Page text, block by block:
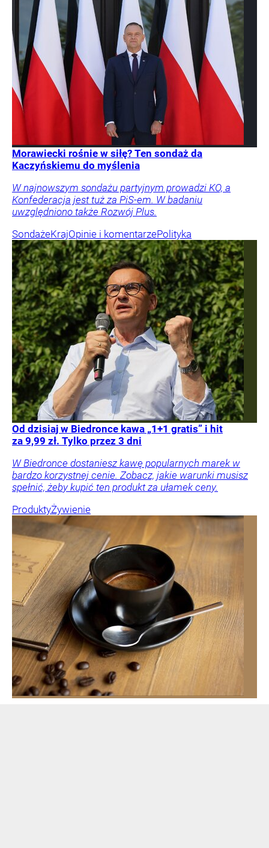
Morawiecki rośnie w siłę? Ten sondaż da
Kaczyńskiemu do myślenia
W najnowszym sondażu partyjnym prowadzi KO, a
Konfederacja jest tuż za PiS-em. W badaniu
uwzględniono także Rozwój Plus.
SondażeKrajOpinie i komentarzePolityka
Od dzisiaj w Biedronce kawa „1+1 gratis” i hit
za 9,99 zł. Tylko przez 3 dni
W Biedronce dostaniesz kawę popularnych marek w
bardzo korzystnej cenie. Zobacz, jakie warunki musisz
spełnić, żeby kupić ten produkt za ułamek ceny.
ProduktyŻywienie